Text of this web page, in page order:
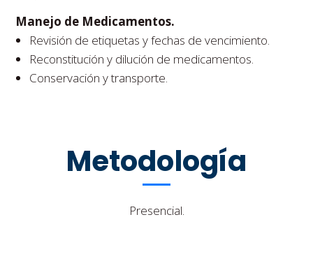
Manejo de Medicamentos.
Revisión de etiquetas y fechas de vencimiento.
Reconstitución y dilución de medicamentos.
Conservación y transporte.
Metodología
Presencial.